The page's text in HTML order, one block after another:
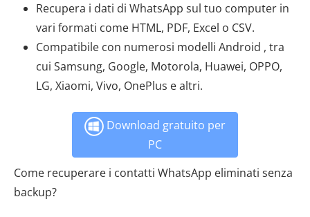
Recupera i dati di WhatsApp sul tuo computer in
vari formati come HTML, PDF, Excel o CSV.
Compatibile con numerosi modelli Android , tra
cui Samsung, Google, Motorola, Huawei, OPPO,
LG, Xiaomi, Vivo, OnePlus e altri.
Download gratuito per
PC
Come recuperare i contatti WhatsApp eliminati senza
backup?